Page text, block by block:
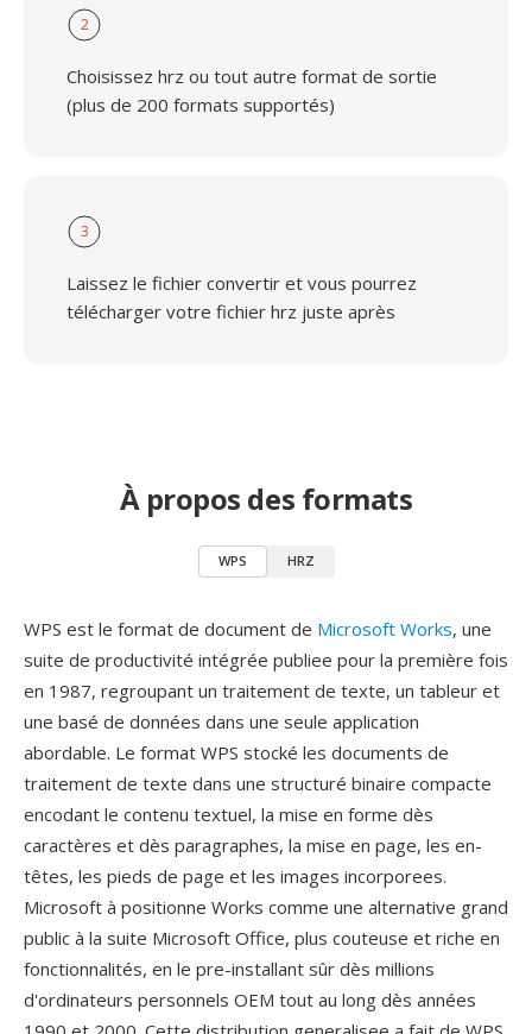
2
Choisissez hrz ou tout autre format de sortie
(plus de 200 formats supportés)
3
Laissez le fichier convertir et vous pourrez
télécharger votre fichier hrz juste après
À propos des formats
WPS HRZ
WPS est le format de document de Microsoft Works, une
suite de productivité intégrée publiee pour la première fois
en 1987, regroupant un traitement de texte, un tableur et
une basé de données dans une seule application
abordable. Le format WPS stocké les documents de
traitement de texte dans une structuré binaire compacte
encodant le contenu textuel, la mise en forme dès
caractères et dès paragraphes, la mise en page, les en-
têtes, les pieds de page et les images incorporees.
Microsoft à positionne Works comme une alternative grand
public à la suite Microsoft Office, plus couteuse et riche en
fonctionnalités, en le pre-installant sûr dès millions
d'ordinateurs personnels OEM tout au long dès années